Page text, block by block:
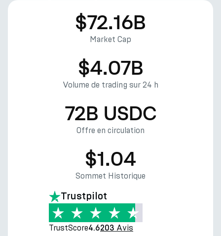
$72.16B
Market Cap
$4.07B
Volume de trading sur 24 h
72B USDC
Offre en circulation
$1.04
Sommet Historique
Trustpilot
TrustScore4.6203 Avis